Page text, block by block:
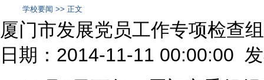
学校要闻 >> 正文
厦门市发展党员工作专项检查
日期：2014-11-11 00:00:00